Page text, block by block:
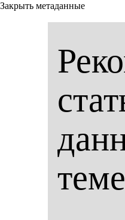
Закрыть метаданные